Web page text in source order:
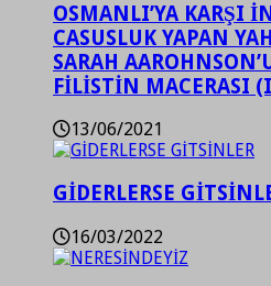
OSMANLI’YA KARŞI
CASUSLUK YAPAN
SARAH
FİLİSTİN MACERASI
13/06/2021
GİDERLERSE
16/03/2022